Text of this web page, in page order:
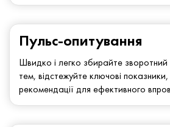
Пульс-опитування
Швидко і легко збирайте зворотний
тем, відстежуйте ключові
рекомендації для ефективного